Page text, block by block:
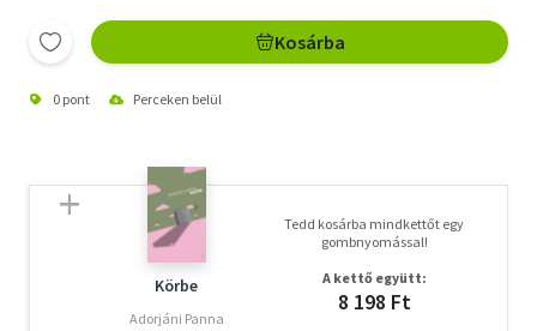
Kosárba
0 pont Perceken belül
Körbe
Adorjáni Panna
Tedd kosárba mindkettőt egy
gombnyomással!
A kettő együtt:
8 198 Ft